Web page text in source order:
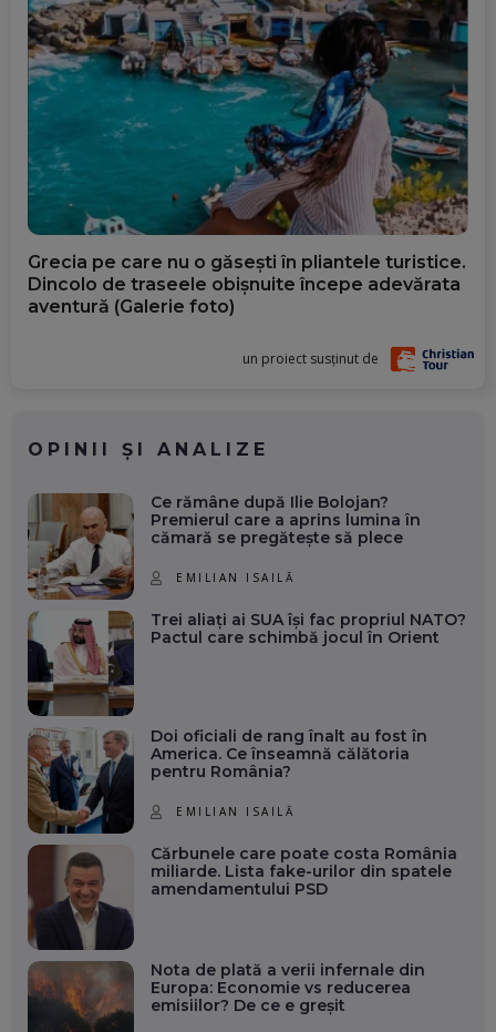
Grecia pe care nu o găsești în pliantele turistice.
Dincolo de traseele obișnuite începe adevărata
aventură (Galerie foto)
un proiect susținut de
OPINII ȘI ANALIZE
Ce rămâne după Ilie Bolojan?
Premierul care a aprins lumina în
cămară se pregătește să plece
EMILIAN ISAILĂ
Trei aliați ai SUA își fac propriul NATO?
Pactul care schimbă jocul în Orient
Doi oficiali de rang înalt au fost în
America. Ce înseamnă călătoria
pentru România?
EMILIAN ISAILĂ
Cărbunele care poate costa România
miliarde. Lista fake-urilor din spatele
amendamentului PSD
Nota de plată a verii infernale din
Europa: Economie vs reducerea
emisiilor? De ce e greșit